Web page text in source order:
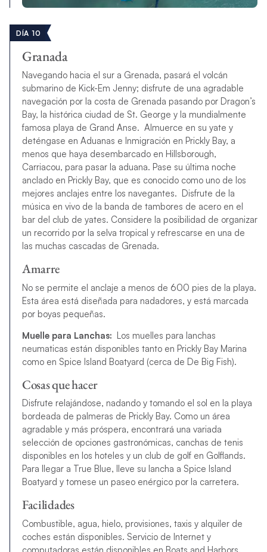
DÍA 10
Granada
Navegando hacia el sur a Grenada, pasará el volcán
submarino de Kick-Em Jenny; disfrute de una agradable
navegación por la costa de Grenada pasando por Dragon’s
Bay, la histórica ciudad de St. George y la mundialmente
famosa playa de Grand Anse. Almuerce en su yate y
deténgase en Aduanas e Inmigración en Prickly Bay, a
menos que haya desembarcado en Hillsborough,
Carriacou, para pasar la aduana. Pase su última noche
anclado en Prickly Bay, que es conocido como uno de los
mejores anclajes entre los navegantes. Disfrute de la
música en vivo de la banda de tambores de acero en el
bar del club de yates. Considere la posibilidad de organizar
un recorrido por la selva tropical y refrescarse en una de
las muchas cascadas de Grenada.
Amarre
No se permite el anclaje a menos de 600 pies de la playa.
Esta área está diseñada para nadadores, y está marcada
por boyas pequeñas.
Muelle para Lanchas: Los muelles para lanchas
neumaticas están disponibles tanto en Prickly Bay Marina
como en Spice Island Boatyard (cerca de De Big Fish).
Cosas que hacer
Disfrute relajándose, nadando y tomando el sol en la playa
bordeada de palmeras de Prickly Bay. Como un área
agradable y más próspera, encontrará una variada
selección de opciones gastronómicas, canchas de tenis
disponibles en los hoteles y un club de golf en Golflands.
Para llegar a True Blue, lleve su lancha a Spice Island
Boatyard y tomese un paseo enérgico por la carretera.
Facilidades
Combustible, agua, hielo, provisiones, taxis y alquiler de
coches están disponibles. Servicio de Internet y